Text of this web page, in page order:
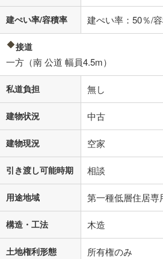
建ぺい率/容積率 建ぺい率：50％/
接道
一方（南 公道 幅員4.5m）
私道負担 無し
建物状況 中古
建物現況 空家
引き渡し可能時期 相談
用途地域 第一種低層住居専
構造・工法 木造
土地権利形態 所有権のみ